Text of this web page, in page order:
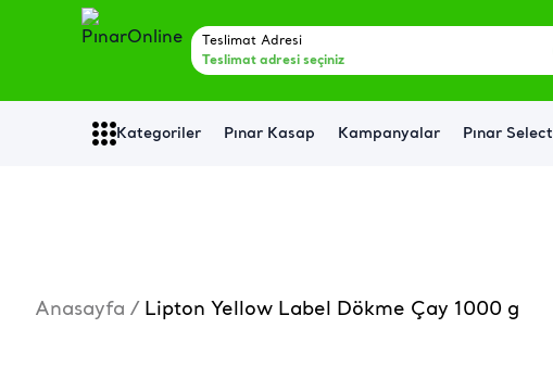
Teslimat Adresi
Teslimat adresi seçiniz
Kategoriler Pınar Kasap Kampanyalar Pınar Select
Anasayfa / Lipton Yellow Label Dökme Çay 1000 g